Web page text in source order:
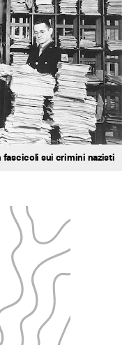
fascicoli sui crimini nazisti